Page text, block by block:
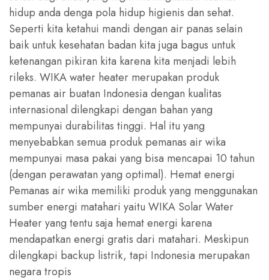
hidup anda denga pola hidup higienis dan sehat.
Seperti kita ketahui mandi dengan air panas selain
baik untuk kesehatan badan kita juga bagus untuk
ketenangan pikiran kita karena kita menjadi lebih
rileks. WIKA water heater merupakan produk
pemanas air buatan Indonesia dengan kualitas
internasional dilengkapi dengan bahan yang
mempunyai durabilitas tinggi. Hal itu yang
menyebabkan semua produk pemanas air wika
mempunyai masa pakai yang bisa mencapai 10 tahun
(dengan perawatan yang optimal). Hemat energi
Pemanas air wika memiliki produk yang menggunakan
sumber energi matahari yaitu WIKA Solar Water
Heater yang tentu saja hemat energi karena
mendapatkan energi gratis dari matahari. Meskipun
dilengkapi backup listrik, tapi Indonesia merupakan
negara tropis